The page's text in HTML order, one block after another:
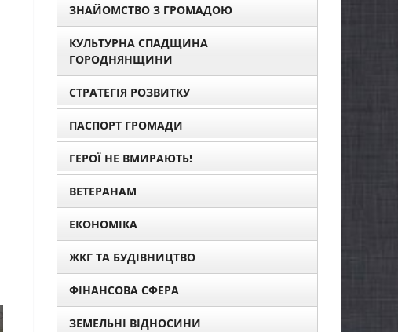
ЗНАЙОМСТВО З ГРОМАДОЮ
КУЛЬТУРНА СПАДЩИНА
ГОРОДНЯНЩИНИ
СТРАТЕГІЯ РОЗВИТКУ
ПАСПОРТ ГРОМАДИ
ГЕРОЇ НЕ ВМИРАЮТЬ!
ВЕТЕРАНАМ
ЕКОНОМІКА
ЖКГ ТА БУДІВНИЦТВО
ФІНАНСОВА СФЕРА
ЗЕМЕЛЬНІ ВІДНОСИНИ